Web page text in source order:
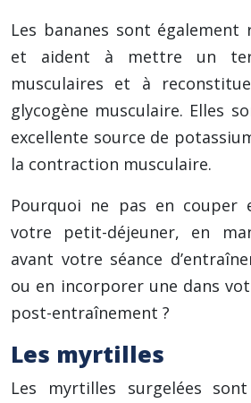
Les bananes sont également
et aident à mettre un
musculaires et à
glycogène musculaire. Elles
excellente source de
la contraction musculaire.
Pourquoi ne pas en couper
votre petit-déjeuner, en
avant votre séance
ou en incorporer une dans
post-entraînement ?
Les myrtilles
Les myrtilles surgelées